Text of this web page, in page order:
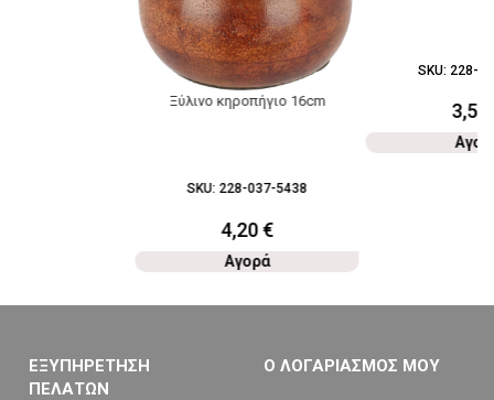
Ξύλινο κηροπήγιο 16cm
SKU: 228-037-5438
4,20€
Αγορά
SKU: 228-
3,50
ΕΞΥΠΗΡΕΤΗΣΗ
ΠΕΛΑΤΩΝ
Ο ΛΟΓΑΡΙΑΣΜΟΣ ΜΟΥ